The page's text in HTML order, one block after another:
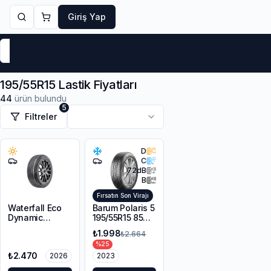
Giriş Yap
195/55R15 Lastik Fiyatları
44 ürün bulundu
Filtreler
5
Waterfall Eco
Dynamic
₺2.470
2026
D
C
72dB
B
Fırsatın Son Virajı
Barum Polaris 5
195/55R15 85H
₺1.998₺2.664
%25
2023